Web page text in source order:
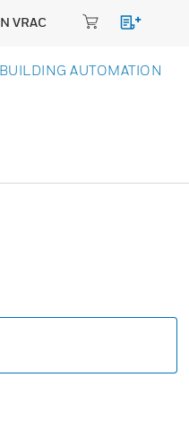
VRAC
BUILDING AUTOMATION